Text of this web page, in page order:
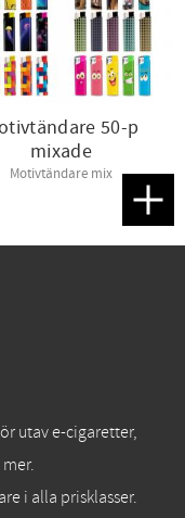
50-p
mixade
Motivtändare mix
utav e-cigaretter,
i alla prisklasser.